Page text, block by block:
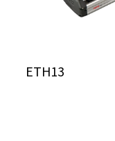
ETH13